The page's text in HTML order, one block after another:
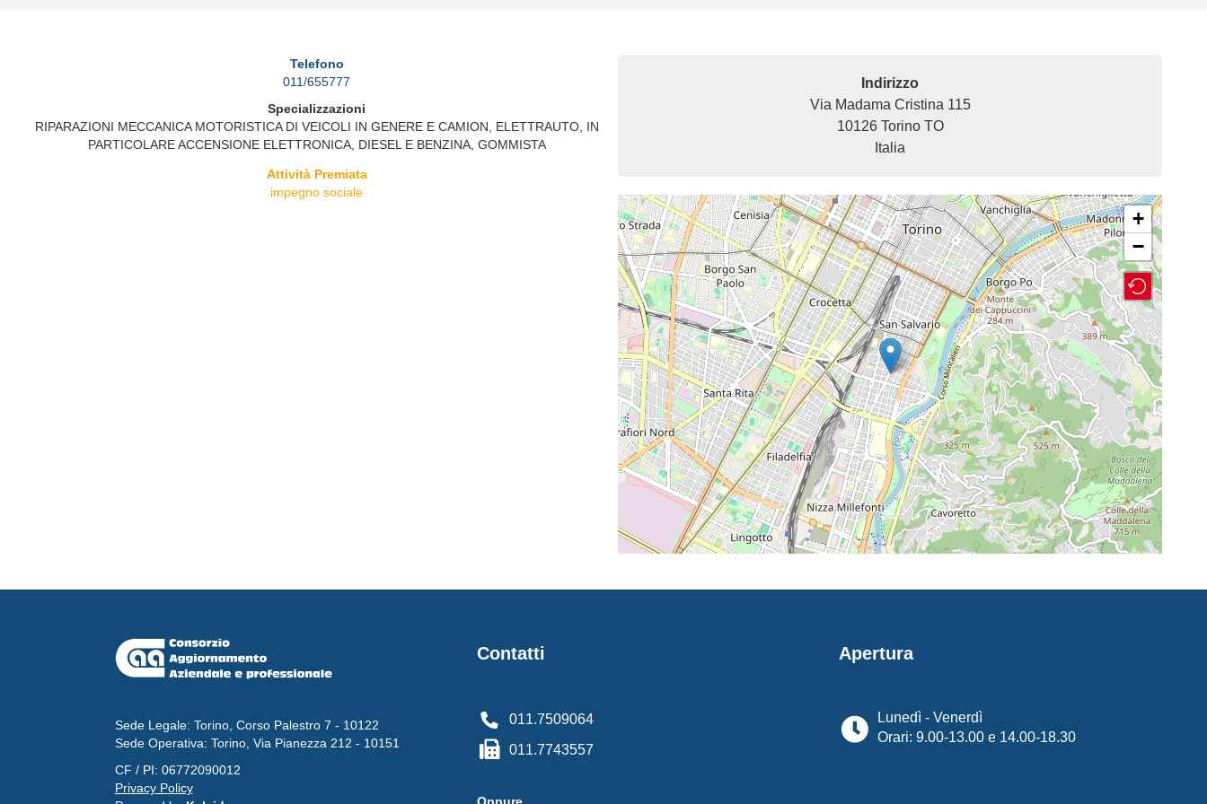
Telefono
011/655777
Specializzazioni
RIPARAZIONI MECCANICA MOTORISTICA DI VEICOLI IN GENERE E CAMION, ELETTRAUTO, IN
PARTICOLARE ACCENSIONE ELETTRONICA, DIESEL E BENZINA, GOMMISTA
Attività Premiata
impegno sociale
Indirizzo
Via Madama Cristina 115
10126 Torino TO
Italia
+
−
Sede Legale: Torino, Corso Palestro 7 - 10122
Sede Operativa: Torino, Via Pianezza 212 - 10151
CF / PI: 06772090012
Privacy Policy
Contatti
011.7509064
011.7743557
Apertura
Lunedì - Venerdì
Orari: 9.00-13.00 e 14.00-18.30